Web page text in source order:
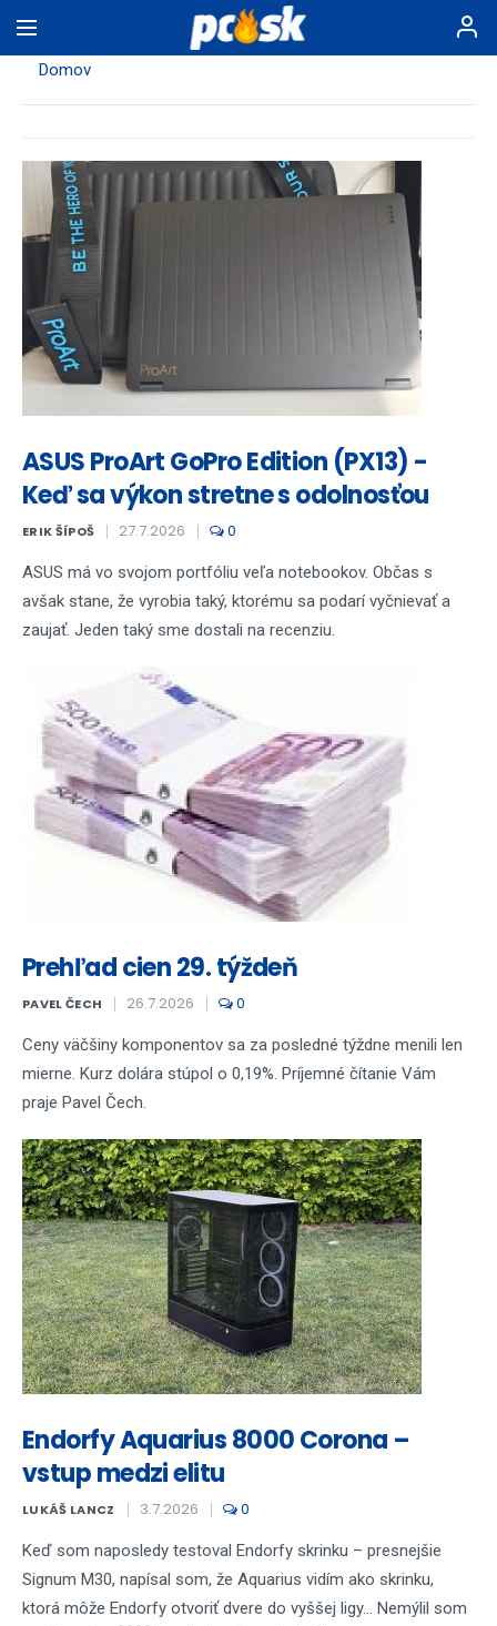
na
hlavnýDomov
ASUS ProArt GoPro Edition (PX13) -
Keď sa výkon stretne s odolnosťou
ERIK ŠÍPOŠ 27.7.2026 0
ASUS má vo svojom portfóliu veľa notebookov. Občas s
avšak stane, že vyrobia taký, ktorému sa podarí vyčnievať a
zaujať. Jeden taký sme dostali na recenziu.
Prehľad cien 29. týždeň
PAVEL ČECH 26.7.2026 0
Ceny väčšiny komponentov sa za posledné týždne menili len
mierne. Kurz dolára stúpol o 0,19%. Príjemné čítanie Vám
praje Pavel Čech.
Endorfy Aquarius 8000 Corona –
vstup medzi elitu
LUKÁŠ LANCZ 3.7.2026 0
Keď som naposledy testoval Endorfy skrinku – presnejšie
Signum M30, napísal som, že Aquarius vidím ako skrinku,
ktorá môže Endorfy otvoriť dvere do vyššej ligy... Nemýlil som